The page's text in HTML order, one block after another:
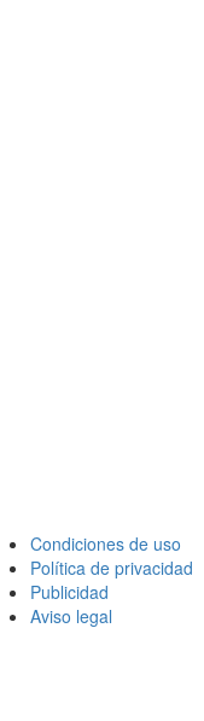
Condiciones de uso
Política de privacidad
Publicidad
Aviso legal